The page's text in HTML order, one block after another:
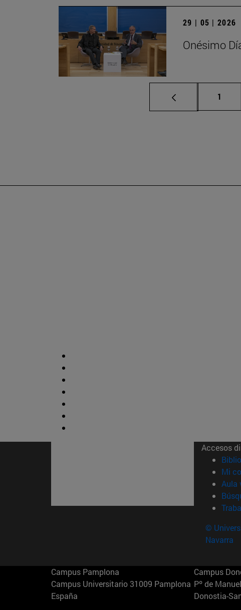
29 | 05 | 2026
Onésimo
Página
1
Accesos
Mi
Aula
©
Navarra
Campus Pamplona
Campus Universitario 31009 Pamplona
España
Campus
Pº de
Donostia-